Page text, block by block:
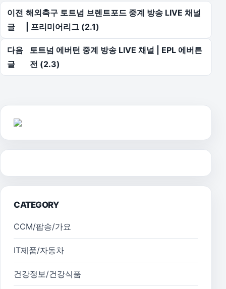
글 탐색
이전
글
해외축구 토트넘 브렌트포드 중계 방송 LIVE 채널
| 프리미어리그 (2.1)
다음
글
토트넘 에버턴 중계 방송 LIVE 채널 | EPL 에버튼
전 (2.3)
CATEGORY
CCM/팝송/가요
IT제품/자동차
건강정보/건강식품